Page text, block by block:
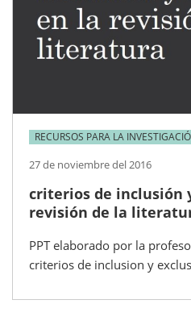
RECURSOS PARA LA
27 de noviembre del 2016
criterios de inclusión
revisión de la
PPT elaborado por la
criterios de inclusion y